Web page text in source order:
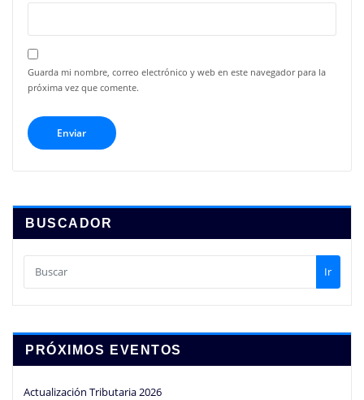
Guarda mi nombre, correo electrónico y web en este navegador para la
próxima vez que comente.
BUSCADOR
Ir
PRÓXIMOS EVENTOS
Actualización Tributaria 2026